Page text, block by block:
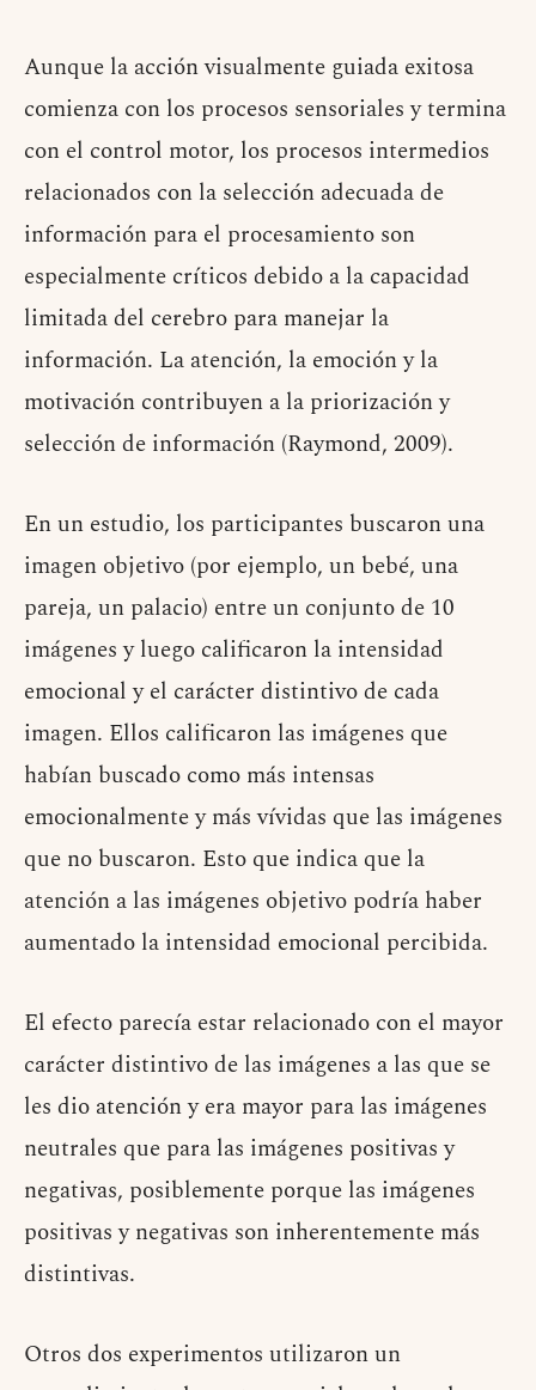
Aunque la acción visualmente guiada exitosa
comienza con los procesos sensoriales y termina
con el control motor, los procesos intermedios
relacionados con la selección adecuada de
información para el procesamiento son
especialmente críticos debido a la capacidad
limitada del cerebro para manejar la
información. La atención, la emoción y la
motivación contribuyen a la priorización y
selección de información (Raymond, 2009).
En un estudio, los participantes buscaron una
imagen objetivo (por ejemplo, un bebé, una
pareja, un palacio) entre un conjunto de 10
imágenes y luego calificaron la intensidad
emocional y el carácter distintivo de cada
imagen. Ellos calificaron las imágenes que
habían buscado como más intensas
emocionalmente y más vívidas que las imágenes
que no buscaron. Esto que indica que la
atención a las imágenes objetivo podría haber
aumentado la intensidad emocional percibida.
El efecto parecía estar relacionado con el mayor
carácter distintivo de las imágenes a las que se
les dio atención y era mayor para las imágenes
neutrales que para las imágenes positivas y
negativas, posiblemente porque las imágenes
positivas y negativas son inherentemente más
distintivas.
Otros dos experimentos utilizaron un